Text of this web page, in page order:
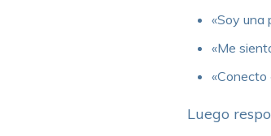
«Soy una
«Me
«Conecto
Luego